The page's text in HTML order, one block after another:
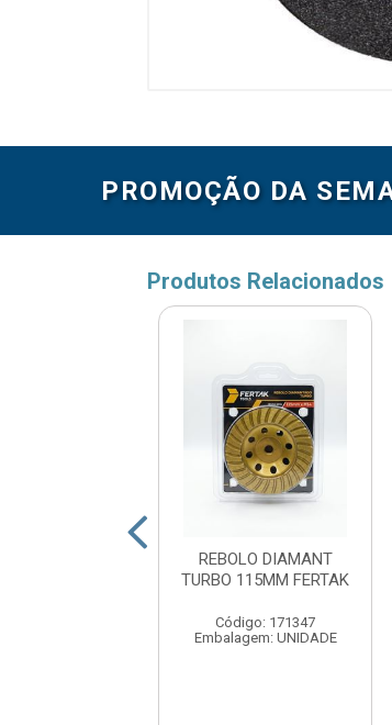
PROMOÇÃO DA
Produtos Relacionados
REBOLO DIAMANT
TURBO 115MM FERTAK
Código: 171347
Embalagem: UNIDADE